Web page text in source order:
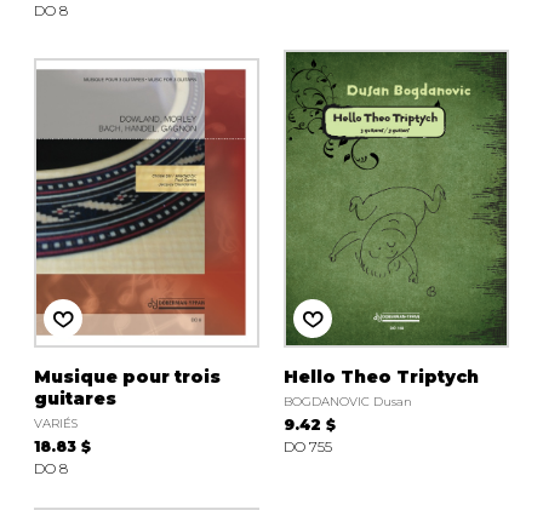
DO 8
Musique pour trois
guitares
VARIÉS
18.83 $
DO 8
Hello Theo Triptych
BOGDANOVIC Dusan
9.42 $
DO 755